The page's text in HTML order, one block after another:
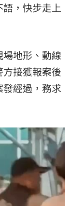
，快步走上
地形、動線
接獲報案後
經過，務求